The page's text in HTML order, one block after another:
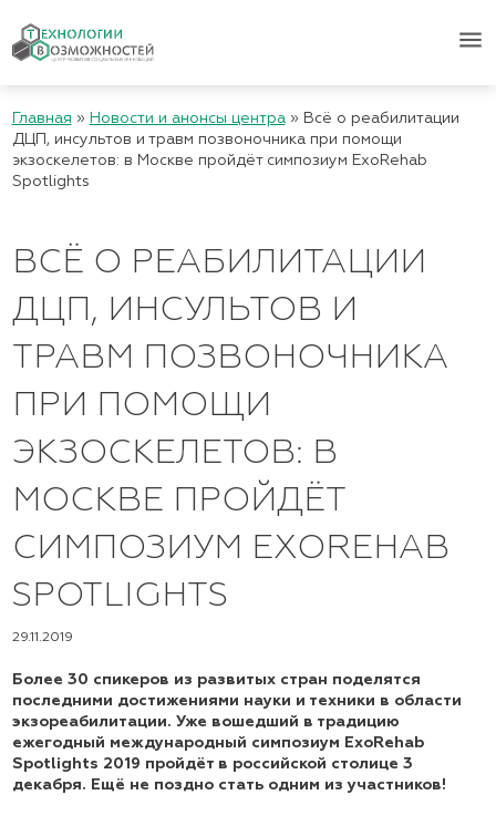
menu
Главная » Новости и анонсы центра» Всё о реабилитации
ДЦП, инсультов и травм позвоночника при помощи
экзоскелетов: в Москве пройдёт симпозиум ExoRehab
Spotlights
ВСЁ О РЕАБИЛИТАЦИИ
ДЦП, ИНСУЛЬТОВ И
ТРАВМ ПОЗВОНОЧНИКА
ПРИ ПОМОЩИ
ЭКЗОСКЕЛЕТОВ: В
МОСКВЕ ПРОЙДЁТ
СИМПОЗИУМ EXOREHAB
SPOTLIGHTS
29.11.2019
Более 30 спикеров из развитых стран поделятся
последними достижениями науки и техники в области
экзореабилитации. Уже вошедший в традицию
ежегодный международный симпозиум ExoRehab
Spotlights 2019 пройдёт в российской столице 3
декабря. Ещё не поздно стать одним из участников!